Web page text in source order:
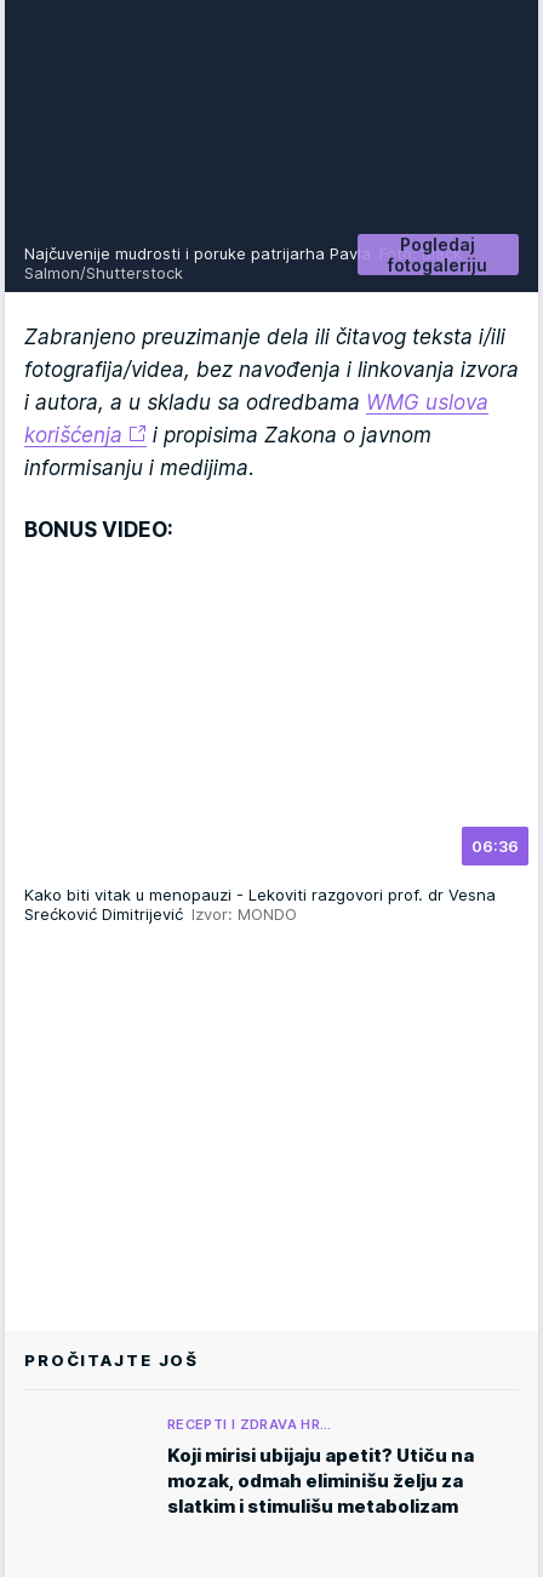
Pogledaj
fotogaleriju
Najčuvenije mudrosti i poruke patrijarha Pavla
Foto: Black
Salmon/Shutterstock
Zabranjeno preuzimanje dela ili čitavog teksta i/ili
fotografija/videa, bez navođenja i linkovanja izvora
i autora, a u skladu sa odredbama WMG uslova
korišćenja
i propisima Zakona o javnom
informisanju i medijima.
BONUS VIDEO:
06:36
Kako biti vitak u menopauzi - Lekoviti razgovori prof. dr Vesna
Srećković Dimitrijević Izvor: MONDO
PROČITAJTE JOŠ
RECEPTI I ZDRAVA HR…
Koji mirisi ubijaju apetit? Utiču na
mozak, odmah eliminišu želju za
slatkim i stimulišu metabolizam